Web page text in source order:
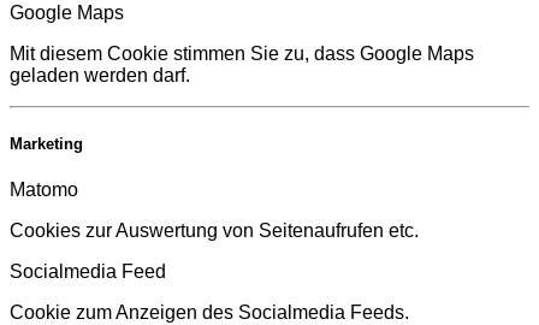
Google Maps
Mit diesem Cookie stimmen Sie zu, dass Google Maps
geladen werden darf.
Marketing
Matomo
Cookies zur Auswertung von Seitenaufrufen etc.
Socialmedia Feed
Cookie zum Anzeigen des Socialmedia Feeds.